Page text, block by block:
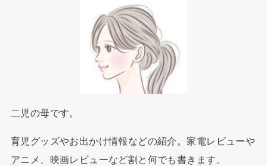
二児の母です。
育児グッズやお出かけ情報などの紹介。家電レビューや
アニメ、映画レビューなど割と何でも書きます。